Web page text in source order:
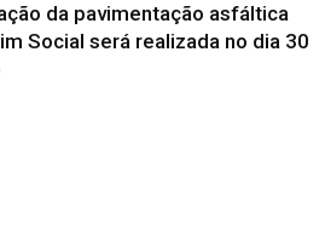
da pavimentação asfáltica
Social será realizada no dia 30